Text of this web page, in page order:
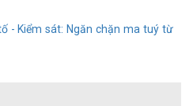
- Kiểm sát: Ngăn chặn ma tuý từ